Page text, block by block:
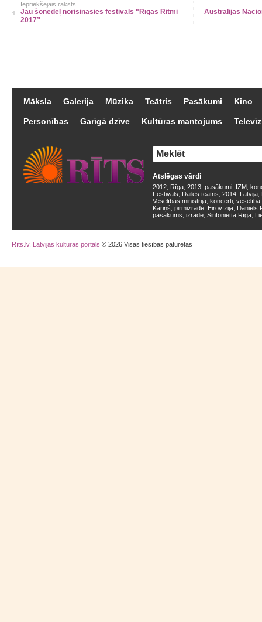
Iepriekšējais raksts
Jau šonedēļ norisināsies festivāls "Rīgas Ritmi
2017”
Austrālijas
Māksla Galerija Mūzika Teātris Pasākumi Kino
Personības Garīgā dzīve Kultūras mantojums
Atslēgas vārdi
2012 Rīga 2013 pasākumi IZM
Festivāls
Dailes teātris 2014 Latvija
Veselības ministrija koncerti veselība
Kariņš pirmizrāde Eirovīzija Daniels
pasākums izrāde Sinfonietta Rīga
Rīts.lv, Latvijas kultūras portāls © 2026 Visas tiesības paturētas